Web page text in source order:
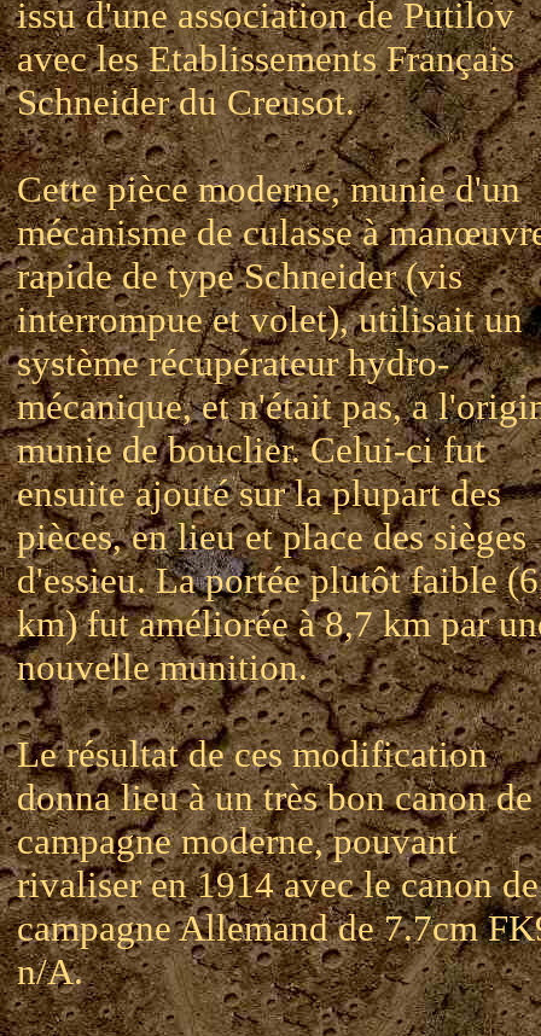
issu d'une association de Putilov
avec les Etablissements Français
Schneider du Creusot.
Cette pièce moderne, munie d'un
mécanisme de culasse à
rapide de type Schneider (vis
interrompue et volet), utilisait un
système récupérateur hydro-
mécanique, et n'était pas, a
munie de bouclier. Celui-ci fut
ensuite ajouté sur la plupart des
pièces, en lieu et place des sièges
d'essieu. La portée plutôt faible
km) fut améliorée à 8,7 km par
nouvelle munition.
Le résultat de ces modification
donna lieu à un très bon canon de
campagne moderne, pouvant
rivaliser en 1914 avec le canon de
campagne Allemand de 7.7cm
n/A.